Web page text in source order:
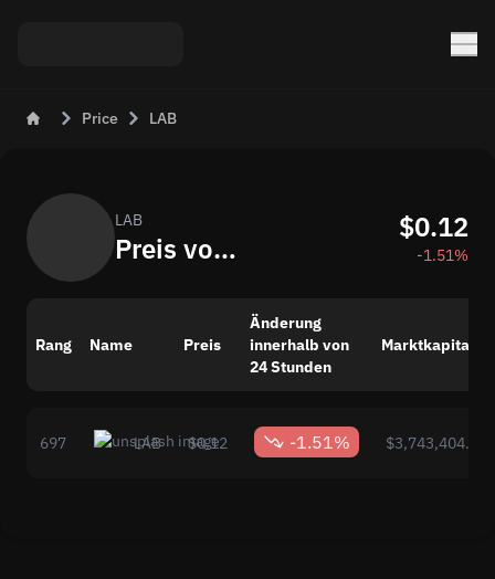
Price LAB
LAB
Preis von LAB (LAB)
$0.12
-1.51%
Rang Name Preis
Änderung
innerhalb von
24 Stunden
697 LAB $0.12 -1.51% $3,743,404.00